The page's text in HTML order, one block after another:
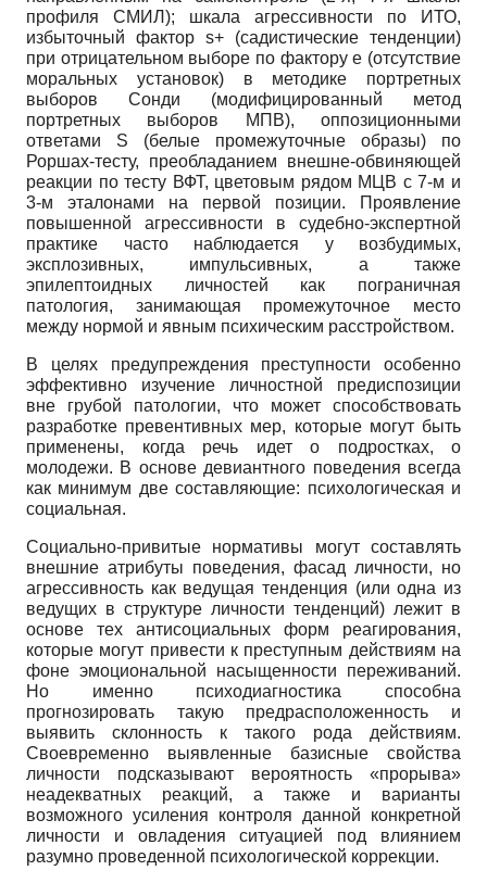
профиля СМИЛ); шкала агрессивности по ИТО,
избыточный фактор s+ (садистические тенденции)
при отрицательном выборе по фактору e (отсутствие
моральных установок) в методике портретных
выборов Сонди (модифицированный метод
портретных выборов МПВ), оппозиционными
ответами S (белые промежуточные образы) по
Роршах-тесту, преобладанием внешне-обвиняющей
реакции по тесту ВФТ, цветовым рядом МЦВ с 7-м и
3-м эталонами на первой позиции. Проявление
повышенной агрессивности в судебно-экспертной
практике часто наблюдается у возбудимых,
эксплозивных, импульсивных, а также
эпилептоидных личностей как пограничная
патология, занимающая промежуточное место
между нормой и явным психическим расстройством.
В целях предупреждения преступности особенно
эффективно изучение личностной предиспозиции
вне грубой патологии, что может способствовать
разработке превентивных мер, которые могут быть
применены, когда речь идет о подростках, о
молодежи. В основе девиантного поведения всегда
как минимум две составляющие: психологическая и
социальная.
Социально-привитые нормативы могут составлять
внешние атрибу­ты поведения, фасад личности, но
агрессивность как ведущая тенденция (или одна из
ведущих в структуре личности тенденций) лежит в
основе тех антисоциальных форм реагирования,
которые могут привести к преступным действиям на
фоне эмоциональной насыщенности переживаний.
Но именно психодиагностика способна
прогнозировать такую предрасположенность и
выявить склонность к такого рода действиям.
Своевременно выявленные базисные свойства
личности подска­зывают вероятность «прорыва»
неадекватных реакций, а также и варианты
возможного усиления контроля данной конкретной
личности и овладения ситуацией под влиянием
разумно проведенной психологической коррекции.